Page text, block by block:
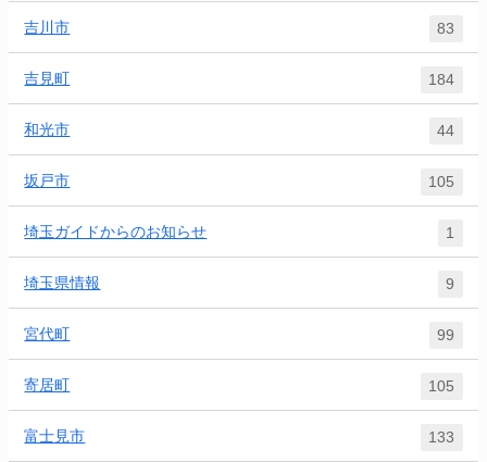
吉川市 83
吉見町 184
和光市 44
坂戸市 105
埼玉ガイドからのお知らせ 1
埼玉県情報 9
宮代町 99
寄居町 105
富士見市 133